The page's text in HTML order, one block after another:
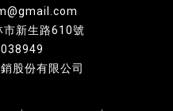
市新生路610號
股份有限公司